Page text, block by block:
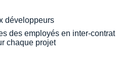
développeurs
des employés en inter-
chaque projet